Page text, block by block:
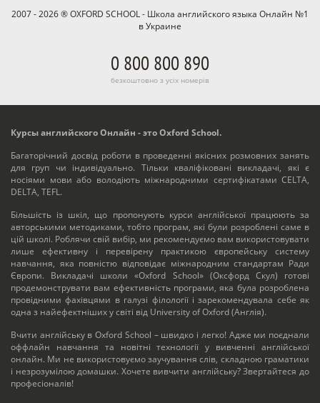
2007 - 2026 ® OXFORD SCHOOL - Школа английского языка Онлайн №1
в Украине
0 800 800 890
безкоштовно з усіх номерів
Курсы английского Онлайн - это Oxford School.
Багаторічний досвід роботи в проведенні якісних розмовних занять
для груп чи індивідуально. Тільки кваліфіковані викладачі, які є
носіями мови або володіють міжнародними сертифікатами CELTA,
DELTA, TEFL.
Більшість із шкіл, що пропонують курси англійської працюють за
авторськими методиками, тобто програм, які були розроблені саме в
цій школі. Роблячи свій вибір, ми рекомендуємо вам використовувати
лише ефективну і перевірену практикою європейську систему
навчання, яка повністю відповідає міжнародним стандартам Ради
Європи. Викладачі школи «Oxford School» (Оксфорд Скул) готові
продемонструвати вам ефективність програми, яка була розроблена
провідними фахівцями в галузі філології і зарекомендувала себе як
одна з найефектніших у світі від University of Oxford (Англія).
Вчити англійську в Oxford School – швидко і легко! Адже ми поєднали
оффлайн навчання та новітні технології у вивченні англійської
онлайн. Ми не використовуємо заучування слів, складною граматики
і незрозумілою домашки. Хочете вивчити англійську? Звертайтеся до
професіоналів!